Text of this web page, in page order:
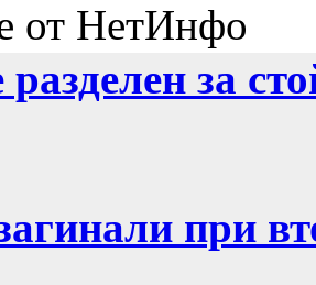
от НетИнфо
за
при